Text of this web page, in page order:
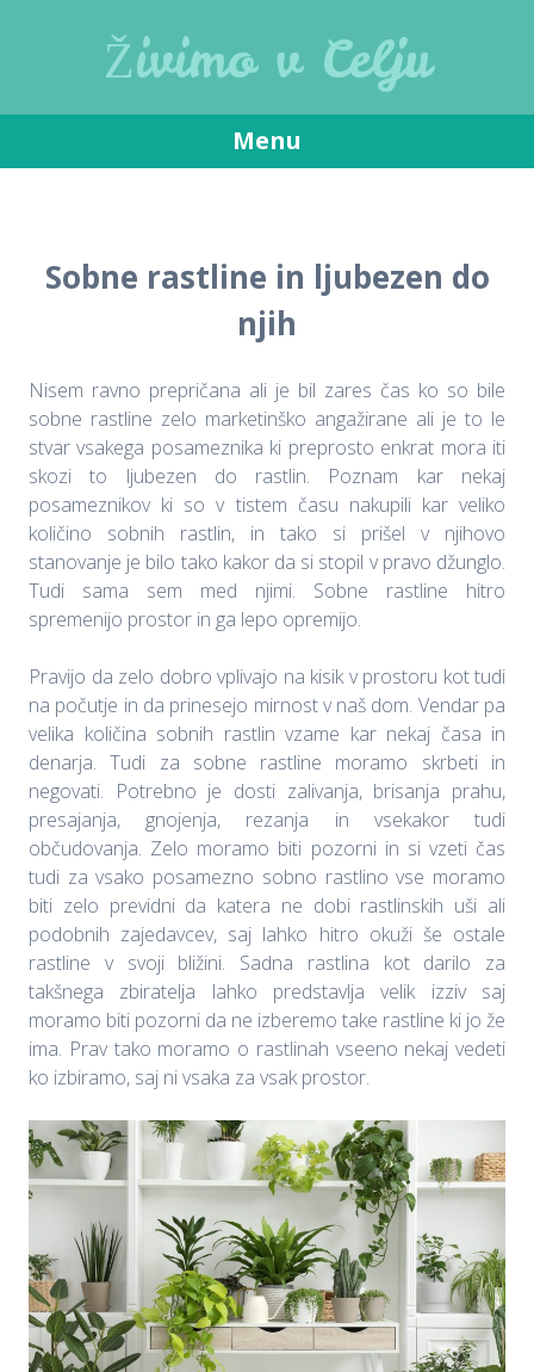
Živimo v Celju
Menu
Sobne rastline in ljubezen do
njih
Nisem ravno prepričana ali je bil zares čas ko so bile
sobne rastline zelo marketinško angažirane ali je to le
stvar vsakega posameznika ki preprosto enkrat mora iti
skozi to ljubezen do rastlin. Poznam kar nekaj
posameznikov ki so v tistem času nakupili kar veliko
količino sobnih rastlin, in tako si prišel v njihovo
stanovanje je bilo tako kakor da si stopil v pravo džunglo.
Tudi sama sem med njimi. Sobne rastline hitro
spremenijo prostor in ga lepo opremijo.
Pravijo da zelo dobro vplivajo na kisik v prostoru kot tudi
na počutje in da prinesejo mirnost v naš dom. Vendar pa
velika količina sobnih rastlin vzame kar nekaj časa in
denarja. Tudi za sobne rastline moramo skrbeti in
negovati. Potrebno je dosti zalivanja, brisanja prahu,
presajanja, gnojenja, rezanja in vsekakor tudi
občudovanja. Zelo moramo biti pozorni in si vzeti čas
tudi za vsako posamezno sobno rastlino vse moramo
biti zelo previdni da katera ne dobi rastlinskih uši ali
podobnih zajedavcev, saj lahko hitro okuži še ostale
rastline v svoji bližini. Sadna rastlina kot darilo za
takšnega zbiratelja lahko predstavlja velik izziv saj
moramo biti pozorni da ne izberemo take rastline ki jo že
ima. Prav tako moramo o rastlinah vseeno nekaj vedeti
ko izbiramo, saj ni vsaka za vsak prostor.